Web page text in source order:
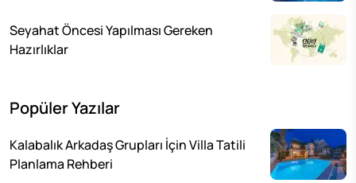
Seyahat Öncesi Yapılması Gereken
Hazırlıklar
Popüler Yazılar
Kalabalık Arkadaş Grupları İçin Villa Tatili
Planlama Rehberi